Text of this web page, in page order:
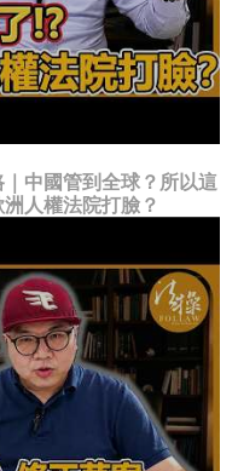
中國管到全球？所以這
人權法院打臉？